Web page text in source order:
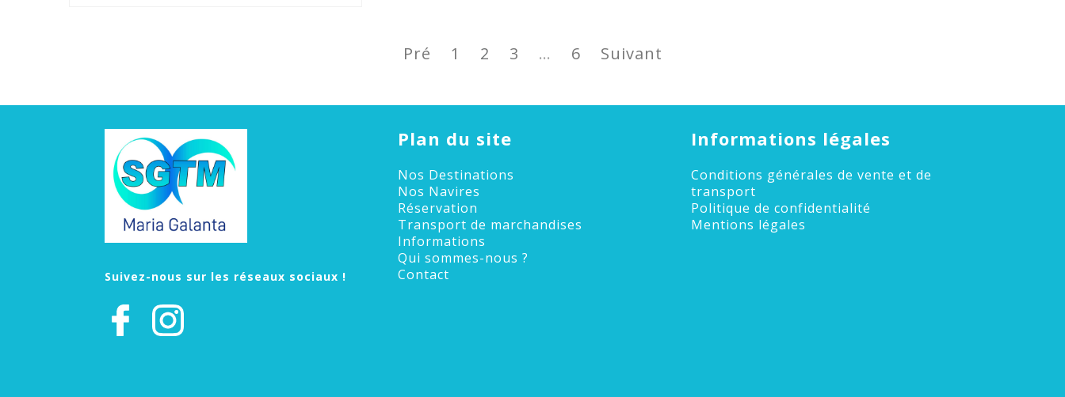
Pré Page
1 Page
2 Page
3 … Page
6 Suivant
Suivez-nous sur les réseaux sociaux !
Plan du site
Nos Destinations
Nos Navires
Réservation
Transport de marchandises
Informations
Qui sommes-nous ?
Contact
Informations légales
Conditions générales de vente et de
transport
Politique de confidentialité
Mentions légales